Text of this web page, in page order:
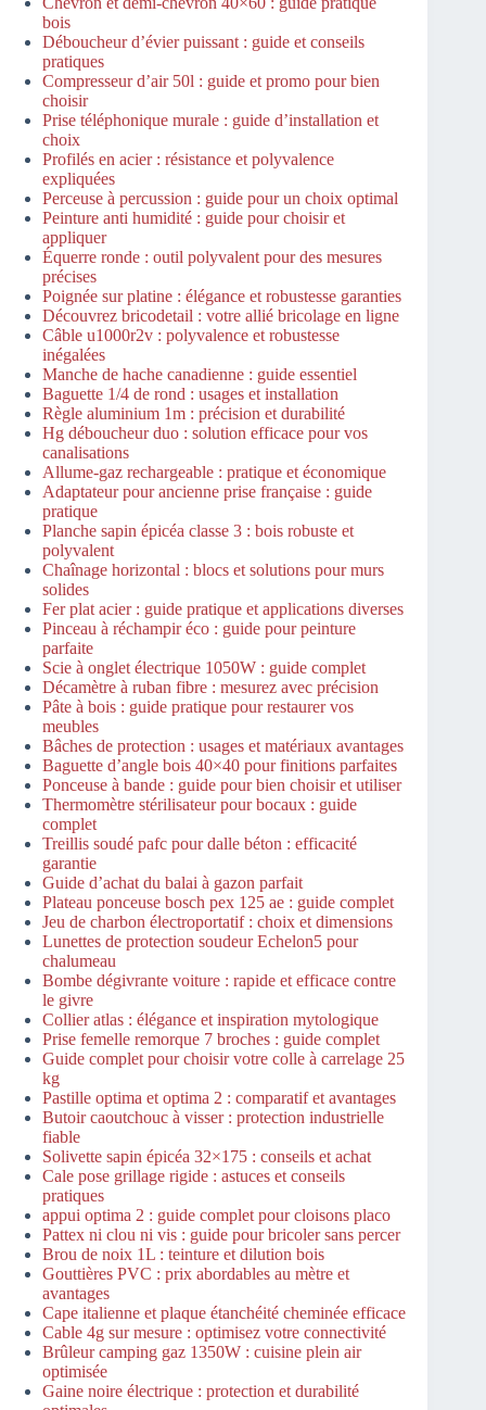
bois
Déboucheur d’évier puissant : guide et conseils
pratiques
Compresseur d’air 50l : guide et promo pour bien
choisir
Prise téléphonique murale : guide d’installation et
choix
Profilés en acier : résistance et polyvalence
expliquées
Perceuse à percussion : guide pour un choix optimal
Peinture anti humidité : guide pour choisir et
appliquer
Équerre ronde : outil polyvalent pour des mesures
précises
Poignée sur platine : élégance et robustesse garanties
Découvrez bricodetail : votre allié bricolage en ligne
Câble u1000r2v : polyvalence et robustesse
inégalées
Manche de hache canadienne : guide essentiel
Baguette 1/4 de rond : usages et installation
Règle aluminium 1m : précision et durabilité
Hg déboucheur duo : solution efficace pour vos
canalisations
Allume-gaz rechargeable : pratique et économique
Adaptateur pour ancienne prise française : guide
pratique
Planche sapin épicéa classe 3 : bois robuste et
polyvalent
Chaînage horizontal : blocs et solutions pour murs
solides
Fer plat acier : guide pratique et applications diverses
Pinceau à réchampir éco : guide pour peinture
parfaite
Scie à onglet électrique 1050W : guide complet
Décamètre à ruban fibre : mesurez avec précision
Pâte à bois : guide pratique pour restaurer vos
meubles
Bâches de protection : usages et matériaux avantages
Baguette d’angle bois 40×40 pour finitions parfaites
Ponceuse à bande : guide pour bien choisir et utiliser
Thermomètre stérilisateur pour bocaux : guide
complet
Treillis soudé pafc pour dalle béton : efficacité
garantie
Guide d’achat du balai à gazon parfait
Plateau ponceuse bosch pex 125 ae : guide complet
Jeu de charbon électroportatif : choix et dimensions
Lunettes de protection soudeur Echelon5 pour
chalumeau
Bombe dégivrante voiture : rapide et efficace contre
le givre
Collier atlas : élégance et inspiration mytologique
Prise femelle remorque 7 broches : guide complet
Guide complet pour choisir votre colle à carrelage 25
kg
Pastille optima et optima 2 : comparatif et avantages
Butoir caoutchouc à visser : protection industrielle
fiable
Solivette sapin épicéa 32×175 : conseils et achat
Cale pose grillage rigide : astuces et conseils
pratiques
appui optima 2 : guide complet pour cloisons placo
Pattex ni clou ni vis : guide pour bricoler sans percer
Brou de noix 1L : teinture et dilution bois
Gouttières PVC : prix abordables au mètre et
avantages
Cape italienne et plaque étanchéité cheminée efficace
Cable 4g sur mesure : optimisez votre connectivité
Brûleur camping gaz 1350W : cuisine plein air
optimisée
Gaine noire électrique : protection et durabilité